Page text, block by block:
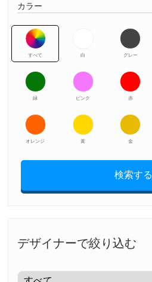
カラー
すべて 白 グレー
緑 ピンク 赤
オレンジ 黃 金
検索する
デザイナーで絞り込む